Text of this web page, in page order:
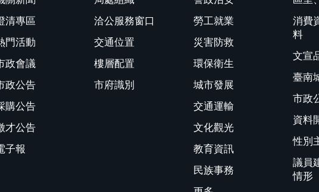
清專區
門活動
政會議
政公告
購公告
才公告
子報
洽公服務窗口
交通位置
樓層配置
市府識別
勞工就業
災害防救
環保衛生
城市發展
交通運輸
文化觀光
教育資訊
民族事務
消費
料
文宣
臺南
市政
資料
性別
議員
情形